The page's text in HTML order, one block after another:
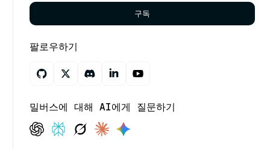
구독
팔로우하기
밀버스에 대해 AI에게 질문하기